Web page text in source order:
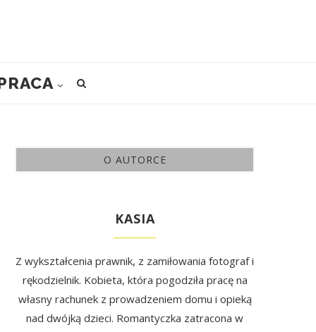
O AUTORCE
KASIA
Z wykształcenia prawnik, z zamiłowania fotograf i
rękodzielnik. Kobieta, która pogodziła pracę na
własny rachunek z prowadzeniem domu i opieką
nad dwójką dzieci. Romantyczka zatracona w